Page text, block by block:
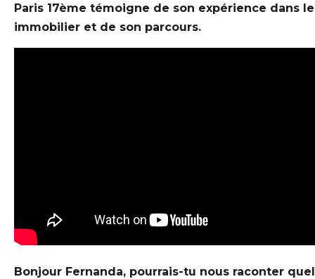
Paris 17ème témoigne de son expérience dans
immobilier et de son parcours.
Bonjour Fernanda, pourrais-tu nous raconter